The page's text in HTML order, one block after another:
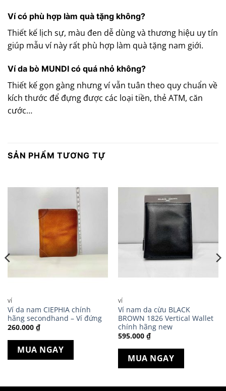
Ví có phù hợp làm quà tặng không?
Thiết kế lịch sự, màu đen dễ dùng và thương hiệu uy tín
giúp mẫu ví này rất phù hợp làm quà tặng nam giới.
Ví da bò MUNDI có quá nhỏ không?
Thiết kế gọn gàng nhưng ví vẫn tuân theo quy chuẩn về
kích thước để đựng được các loại tiền, thẻ ATM, căn
cước…
SẢN PHẨM TƯƠNG TỰ
VÍ
Ví da nam CIEPHIA chính
hãng secondhand – Ví đứng
260.000 ₫
MUA NGAY
VÍ
Ví nam da cừu BLACK
BROWN 1826 Vertical Wallet
chính hãng new
595.000 ₫
MUA NGAY